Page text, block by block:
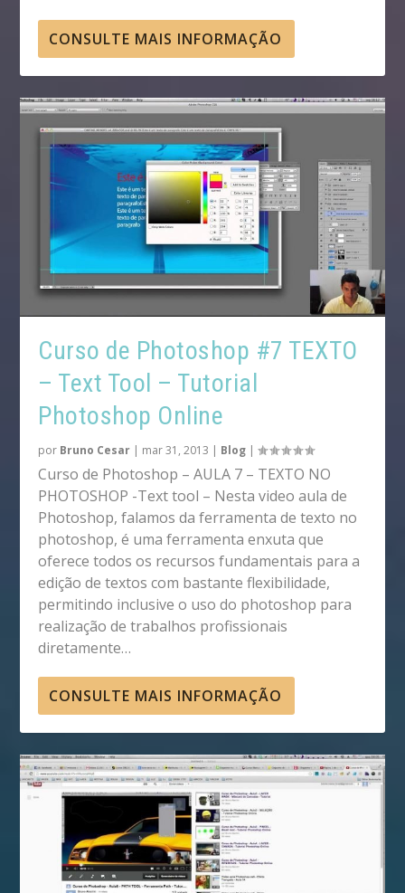
CONSULTE MAIS INFORMAÇÃO
Curso de Photoshop #7 TEXTO
– Text Tool – Tutorial
Photoshop Online
por Bruno Cesar | mar 31, 2013 | Blog |
Curso de Photoshop – AULA 7 – TEXTO NO
PHOTOSHOP -Text tool – Nesta video aula de
Photoshop, falamos da ferramenta de texto no
photoshop, é uma ferramenta enxuta que
oferece todos os recursos fundamentais para a
edição de textos com bastante flexibilidade,
permitindo inclusive o uso do photoshop para
realização de trabalhos profissionais
diretamente…
CONSULTE MAIS INFORMAÇÃO